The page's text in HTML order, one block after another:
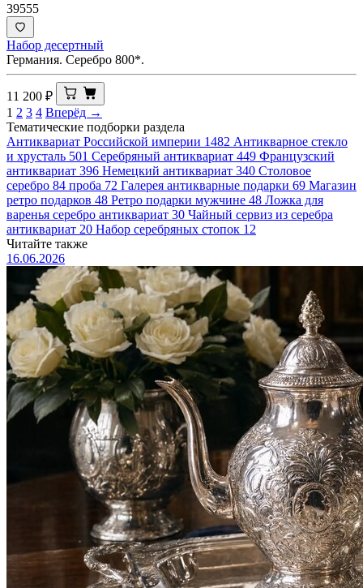
39555
Набор десертный
Германия. Серебро 800*.
11 200 ₽
1 2 3 4 Вперёд →
Тематические подборки раздела
Антиквариат Российской империи 1482 Антикварное стекло
и хрусталь 501 Серебряный антиквариат 449 Французский
антиквариат 396 Немецкий антиквариат 340 Столовое
серебро 84 проба 72 Галерея антикварные подарки 69 Магазин
ретро подарков 48 Ретро подарки мужчине 48 Ложка для
варенья серебро антиквариат 30 Чайный сервиз из серебра
антиквариат 20 Набор серебряных стопок 12
Читайте также
16.06.2026